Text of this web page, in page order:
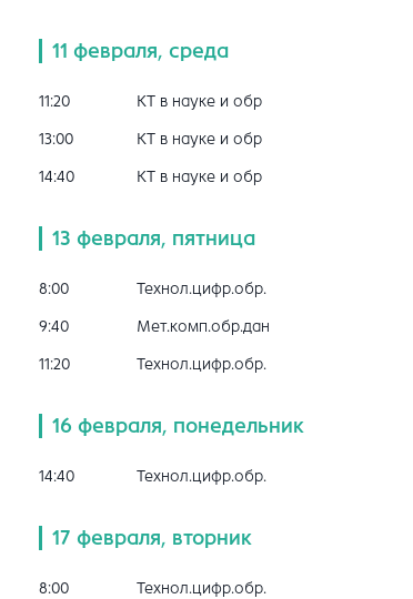
11 февраля, среда
11:20 КТ в науке и обр
13:00 КТ в науке и обр
14:40 КТ в науке и обр
13 февраля, пятница
8:00 Технол.цифр.обр.
9:40 Мет.комп.обр.дан
11:20 Технол.цифр.обр.
16 февраля, понедельник
14:40 Технол.цифр.обр.
17 февраля, вторник
8:00 Технол.цифр.обр.